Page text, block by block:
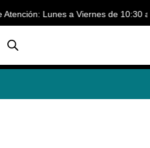
Lunes a Viernes de 10:30 a
📢 ¡OFERTAS! 🔥